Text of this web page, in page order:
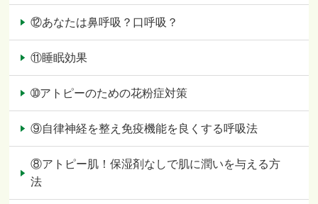
⑫あなたは鼻呼吸？口呼吸？
⑪睡眠効果
➉アトピーのための花粉症対策
⑨自律神経を整え免疫機能を良くする呼吸法
⑧アトピー肌！保湿剤なしで肌に潤いを与える方
法